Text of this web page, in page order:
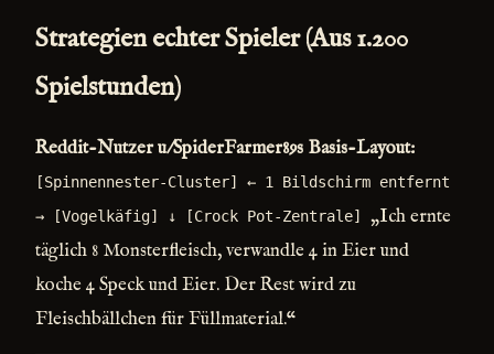
Strategien echter Spieler (Aus 1.200
Spielstunden)
Reddit-Nutzer u/SpiderFarmer89s Basis-Layout:
[Spinnennester-Cluster] ← 1 Bildschirm entfernt
→ [Vogelkäfig] ↓ [Crock Pot-Zentrale] „Ich ernte
täglich 8 Monsterfleisch, verwandle 4 in Eier und
koche 4 Speck und Eier. Der Rest wird zu
Fleischbällchen für Füllmaterial.“